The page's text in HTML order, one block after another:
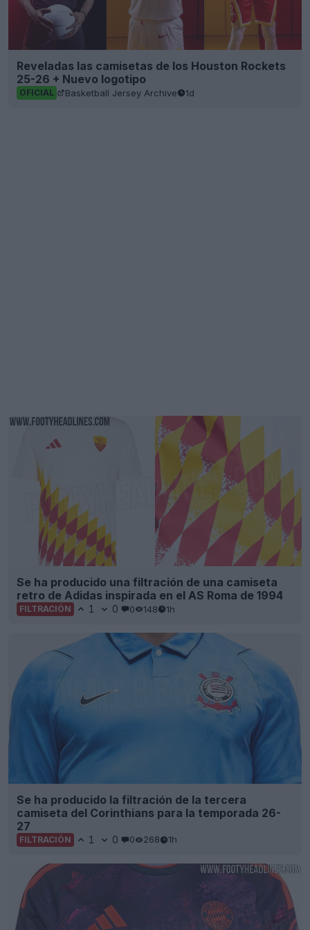
Reveladas las camisetas de los Houston Rockets
25-26 + Nuevo logotipo
OFICIAL Basketball Jersey Archive 1d
Se ha producido una filtración de una camiseta
retro de Adidas inspirada en el AS Roma de 1994
FILTRACIÓN 1 0 0 148 1h
Se ha producido la filtración de la tercera
camiseta del Corinthians para la temporada 26-
27
FILTRACIÓN 1 0 0 268 1h